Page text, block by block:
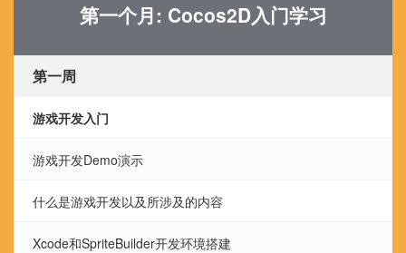
第一个月: Cocos2D入门学习
第一周
游戏开发入门
游戏开发Demo演示
什么是游戏开发以及所涉及的内容
Xcode和SpriteBuilder开发环境搭建